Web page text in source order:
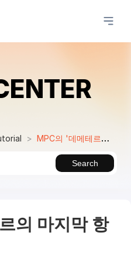
MPC의 '데메테르의 마지막 항해' VFX 특편
Search
의 마지막 항